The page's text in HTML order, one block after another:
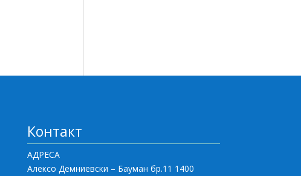
Контакт
АДРЕСА
Алексо Демниевски – Бауман бр.11 1400